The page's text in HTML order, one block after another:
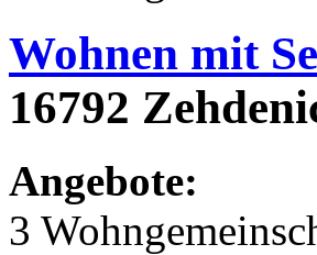
Wohnen mit
16792
Angebote:
3